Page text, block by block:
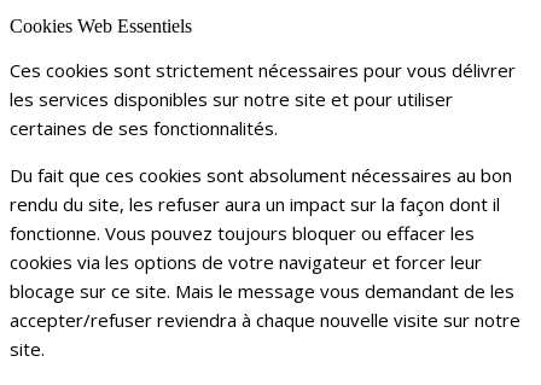
Cookies Web Essentiels
Ces cookies sont strictement nécessaires pour vous délivrer
les services disponibles sur notre site et pour utiliser
certaines de ses fonctionnalités.
Du fait que ces cookies sont absolument nécessaires au bon
rendu du site, les refuser aura un impact sur la façon dont il
fonctionne. Vous pouvez toujours bloquer ou effacer les
cookies via les options de votre navigateur et forcer leur
blocage sur ce site. Mais le message vous demandant de les
accepter/refuser reviendra à chaque nouvelle visite sur notre
site.